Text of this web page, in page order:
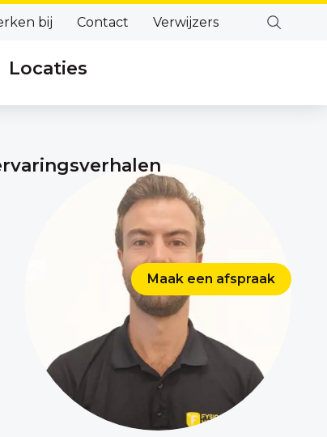
Locaties
Maak een afspraak
bij Contact Verwijzers